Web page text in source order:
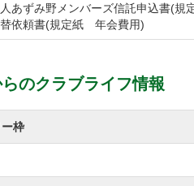
あずみ野メンバーズ信託申込書(規
依頼書(規定紙 年会費用)
のクラブライフ情報
枠